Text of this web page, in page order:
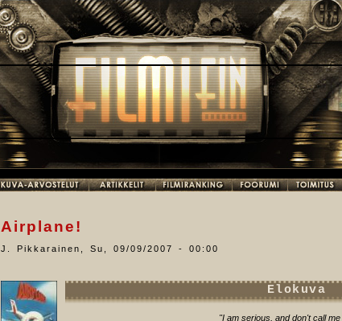
Airplane!
J. Pikkarainen Su, 09/09/2007 - 00:00
Elokuva
"I am serious, and don't call me